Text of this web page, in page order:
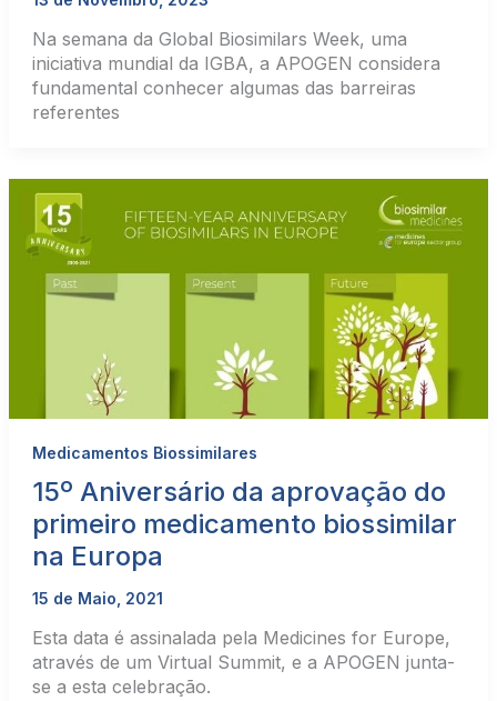
Na semana da Global Biosimilars Week, uma
iniciativa mundial da IGBA, a APOGEN considera
fundamental conhecer algumas das barreiras
referentes
Medicamentos Biossimilares
15º Aniversário da aprovação do
primeiro medicamento biossimilar
na Europa
15 de Maio, 2021
Esta data é assinalada pela Medicines for Europe,
através de um Virtual Summit, e a APOGEN junta-
se a esta celebração.